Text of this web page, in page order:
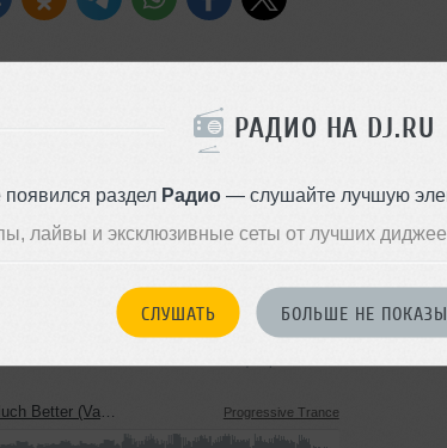
РАДИО НА DJ.RU
появился раздел Радио— слушайте лучшую
лайвы и эксклюзивные сеты от лучших
СЛУШАТЬ БОЛЬШЕ НЕ
Podcast с Вадимом Соловьевым!
Claes Rosen, а также новый
Soloviev Remix) Progressive Trance
Стиль: